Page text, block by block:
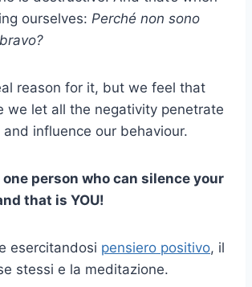
ourselves: Perché non sono
reason for it, but we feel that
we let all the negativity penetrate
influence our behaviour.
one person who can silence your
that is YOU!
esercitandosi pensiero positivo, il
stessi e la meditazione.